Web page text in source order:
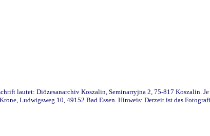
lautet: Diözesanarchiv Koszalin, Seminarryjna 2, 75-817 Koszalin.
Ludwigsweg 10, 49152 Bad Essen. Hinweis: Derzeit ist das